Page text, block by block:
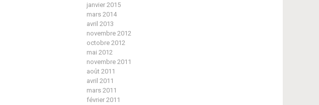
janvier 2015
mars 2014
avril 2013
novembre 2012
octobre 2012
mai 2012
novembre 2011
août 2011
avril 2011
mars 2011
février 2011